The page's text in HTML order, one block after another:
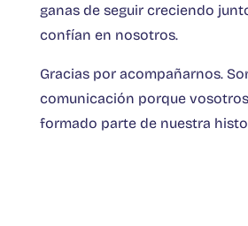
ganas de seguir creciendo
confían en nosotros.
Gracias por acompañarnos.
comunicación porque
formado parte de nuestra